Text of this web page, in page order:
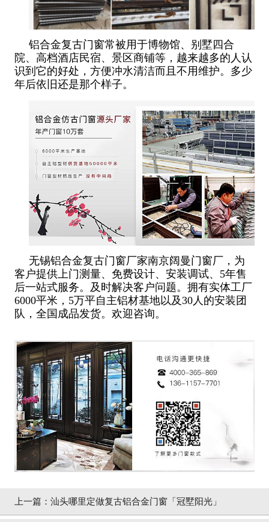
铝合金复古门窗常被用于博物馆、别墅四合
院、高档酒店民宿、景区商铺等，越来越多的人认
识到它的好处，方便冲水清洁而且不用维护。多少
年后依旧还是那个样子。
无锡铝合金复古门窗厂家南京阔曼门窗厂，为
客户提供上门测量、免费设计、安装调试、5年售
后一站式服务。及时解决客户问题。拥有实体工厂
6000平米，5万平自主铝材基地以及30人的安装团
队，全国成品发货。欢迎咨询。
上一篇： 汕头哪里定做复古铝合金门窗「冠墅阳光」